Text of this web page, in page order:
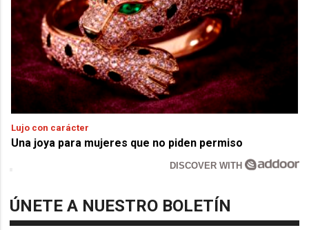
Lujo con carácter
Una joya para mujeres que no piden permiso
DISCOVER WITH
ÚNETE A NUESTRO BOLETÍN